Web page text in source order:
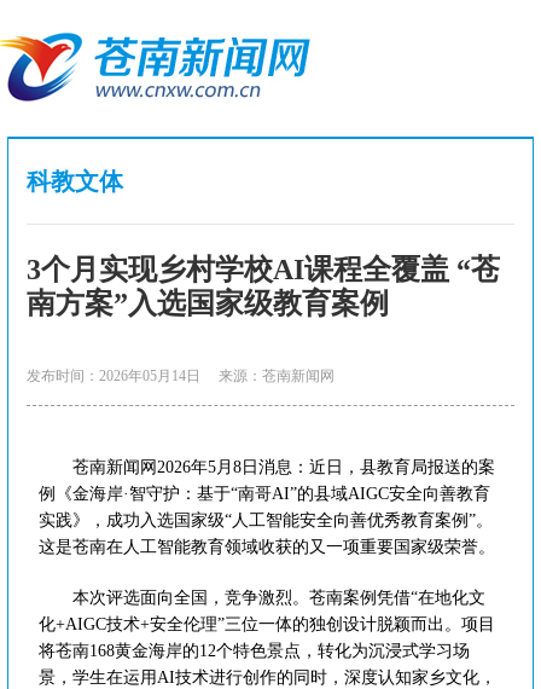
科教文体
3个月实现乡村学校AI课程全覆盖 “苍
南方案”入选国家级教育案例
发布时间：2026年05月14日 来源：苍南新闻网
苍南新闻网2026年5月8日消息：近日，县教育局报送的案
例《金海岸·智守护：基于“南哥AI”的县域AIGC安全向善教育
实践》，成功入选国家级“人工智能安全向善优秀教育案例”。
这是苍南在人工智能教育领域收获的又一项重要国家级荣誉。
本次评选面向全国，竞争激烈。苍南案例凭借“在地化文
化+AIGC技术+安全伦理”三位一体的独创设计脱颖而出。项目
将苍南168黄金海岸的12个特色景点，转化为沉浸式学习场
景，学生在运用AI技术进行创作的同时，深度认知家乡文化，